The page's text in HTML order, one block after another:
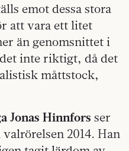
emot dessa stora
att vara ett litet
än genomsnittet i
inte riktigt, då det
måttstock,
Jonas Hinnfors ser
2014. Han